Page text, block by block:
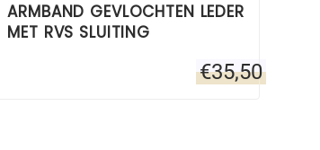
ARMBAND GEVLOCHTEN LEDER
MET RVS SLUITING
€35,50